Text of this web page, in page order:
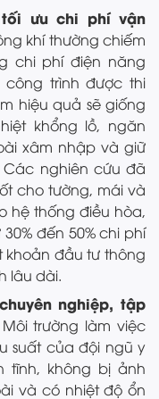
ưu chi phí vận
khí thường chiếm
chi phí điện năng
trình được thi
hiệu quả sẽ giống
khổng lồ, ngăn
xâm nhập và giữ
nghiên cứu đã
cho tường, mái và
hệ thống điều hòa,
đến 50% chi phí
đầu tư thông
lâu dài.
nghiệp, tập
Môi trường làm việc
suất của đội ngũ y
tĩnh, không bị ảnh
và có nhiệt độ ổn